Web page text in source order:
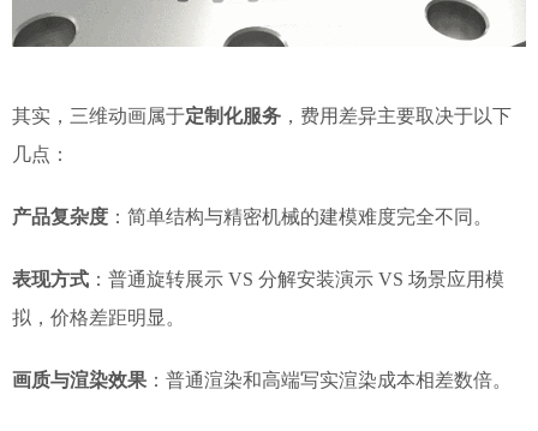
其实，三维动画属于定制化服务 ，费用差异主要取决于以下
几点：
产品复杂度 ：简单结构与精密机械的建模难度完全不同。
表现方式 ：普通旋转展示 VS 分解安装演示 VS 场景应用模
拟，价格差距明显。
画质与渲染效果 ：普通渲染和高端写实渲染成本相差数倍。